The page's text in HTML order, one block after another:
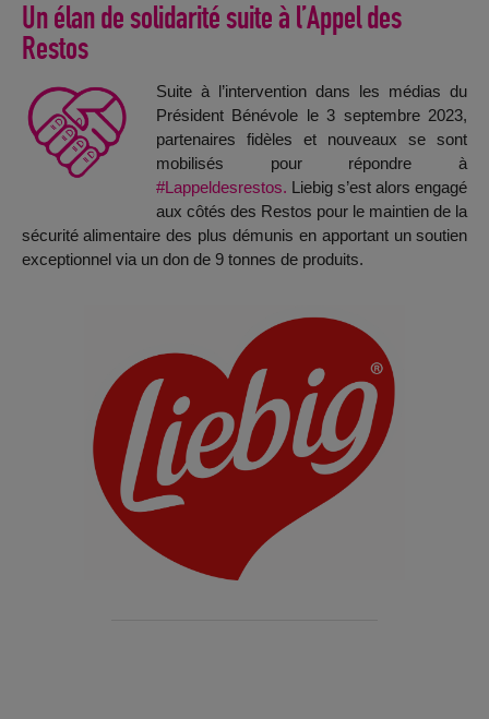
Un élan de solidarité suite à l’Appel des
Restos
Suite à l’intervention dans les médias du
Président Bénévole le 3 septembre 2023,
partenaires fidèles et nouveaux se sont
mobilisés pour répondre à
#Lappeldesrestos. Liebig s’est alors engagé
aux côtés des Restos pour le maintien de la
sécurité alimentaire des plus démunis en apportant un soutien
exceptionnel via un don de 9 tonnes de produits.